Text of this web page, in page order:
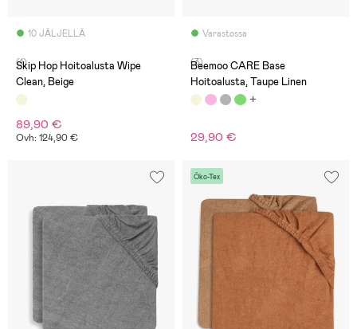
10 JÄLJELLÄ
(1)
Skip Hop Hoitoalusta Wipe
Clean, Beige
89,90 €
Ovh: 124,90 €
Varastossa
(3)
Beemoo CARE Base
Hoitoalusta, Taupe Linen
29,90 €
Öko-Tex